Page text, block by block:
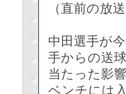
（直前の放
中田選手が
手からの送
当たった影
ベンチには